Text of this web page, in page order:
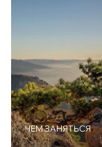
ЧЕМ ЗАНЯТЬСЯ